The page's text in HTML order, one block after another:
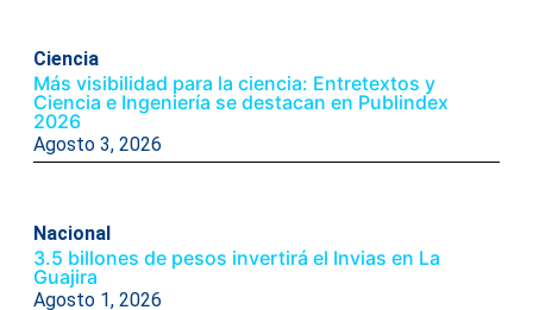
Ciencia
Más visibilidad para la ciencia: Entretextos y
Ciencia e Ingeniería se destacan en Publindex
2026
Agosto 3, 2026
Nacional
3.5 billones de pesos invertirá el Invias en La
Guajira
Agosto 1, 2026